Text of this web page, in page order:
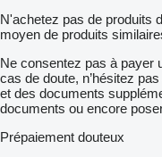
N'achetez pas de produits
moyen de produits
Ne consentez pas à payer
cas de doute, n’hésitez
et des documents
documents ou encore
Prépaiement douteux